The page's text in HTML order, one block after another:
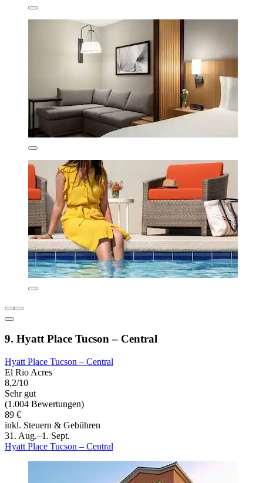
9. Hyatt Place Tucson – Central
Hyatt Place Tucson – Central
El Rio Acres
8,2/10
Sehr gut
(1.004 Bewertungen)
89 €
inkl. Steuern & Gebühren
31. Aug.–1. Sept.
Hyatt Place Tucson – Central